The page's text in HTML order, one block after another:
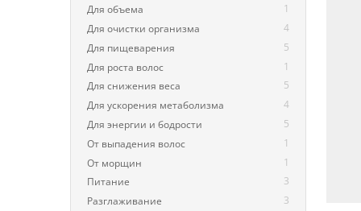
Для объема
1
Для очистки организма
4
Для пищеварения
5
Для роста волос
1
Для снижения веса
5
Для ускорения метаболизма
4
Для энергии и бодрости
5
От выпадения волос
1
От морщин
1
Питание
3
Разглаживание
3